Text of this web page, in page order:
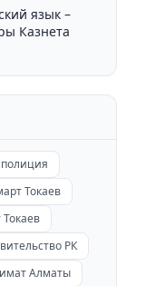
язык –
Казнета
полиция
Токаев
РК
Алматы